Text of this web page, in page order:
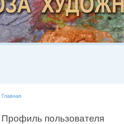
Главная
Профиль пользователя